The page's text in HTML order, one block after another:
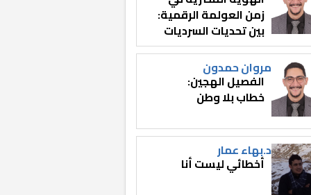
زمن العولمة الرقمية:
بين تحديات السرديات
وصناعة الوعي
مروان حمدون
الفصيل الهجين:
خطاب بلا وطن
د.بهاء عمار
أخطائي ليست أنا